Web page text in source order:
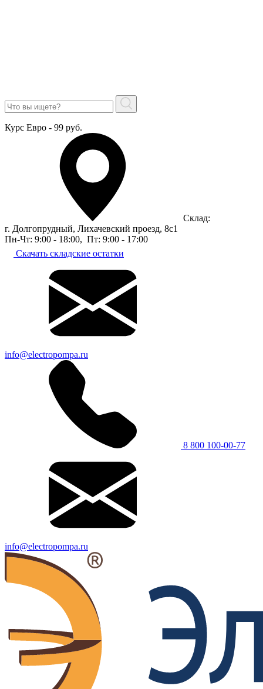
Курс Евро - 99 руб.
Склад:
г. Долгопрудный, Лихачевский проезд, 8c1
Пн-Чт: 9:00 - 18:00, Пт: 9:00 - 17:00
Скачать складские остатки
info@electropompa.ru
8 800 100-00-77
info@electropompa.ru